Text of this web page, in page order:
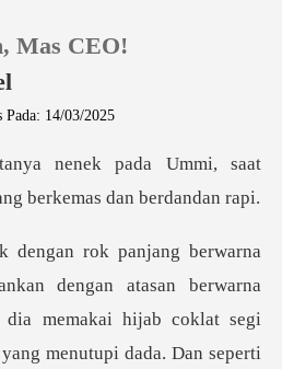
0
Mas CEO!
14/03/2025
Ummi, saat
dengan atasan berwarna
memakai hijab coklat segi